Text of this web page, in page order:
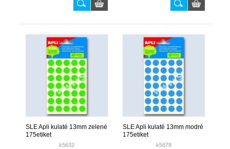
SLE Apli kulaté 13mm zelené
175etiket
k5632
SLE Apli kulaté 13mm modré
175etiket
k5678